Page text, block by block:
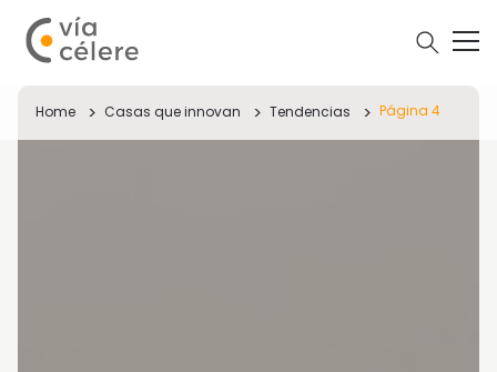
Home Casas que innovan Tendencias Página 4